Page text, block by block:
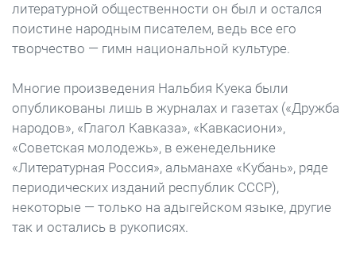
литературной общественности он был и остался
поистине народным писателем, ведь все его
творчество — гимн национальной культуре.
Многие произведения Нальбия Куека были
опубликованы лишь в журналах и газетах («Дружба
народов», «Глагол Кавказа», «Кавкасиони»,
«Советская молодежь», в еженедельнике
«Литературная Россия», альманахе «Кубань», ряде
периодических изданий республик СССР),
некоторые — только на адыгейском языке, другие
так и остались в рукописях.